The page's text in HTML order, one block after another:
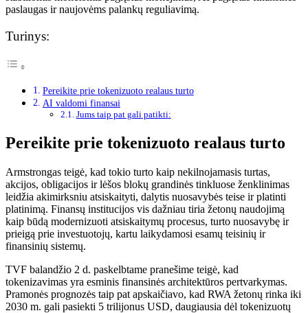
paslaugas ir naujovėms palankų reguliavimą.
Turinys:
Pereikite prie tokenizuoto realaus turto
AI valdomi finansai
Jums taip pat gali patikti:
Pereikite prie tokenizuoto realaus turto
Armstrongas teigė, kad tokio turto kaip nekilnojamasis turtas,
akcijos, obligacijos ir lėšos blokų grandinės tinkluose ženklinimas
leidžia akimirksniu atsiskaityti, dalytis nuosavybės teise ir platinti
platinimą. Finansų institucijos vis dažniau tiria žetonų naudojimą
kaip būdą modernizuoti atsiskaitymų procesus, turto nuosavybę ir
prieigą prie investuotojų, kartu laikydamosi esamų teisinių ir
finansinių sistemų.
TVF balandžio 2 d. paskelbtame pranešime teigė, kad
tokenizavimas yra esminis finansinės architektūros pertvarkymas.
Pramonės prognozės taip pat apskaičiavo, kad RWA žetonų rinka iki
2030 m. gali pasiekti 5 trilijonus USD, daugiausia dėl tokenizuotų